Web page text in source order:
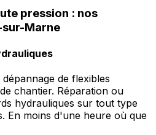
pression : nos
Marne
de flexibles
chantier. Réparation ou
hydrauliques sur tout type
En moins d'une heure où que